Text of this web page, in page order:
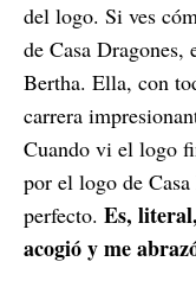
del logo. Si ves
de Casa Dragones,
Bertha. Ella, con
carrera
Cuando vi el logo
por el logo de
perfecto. Es,
acogió y me